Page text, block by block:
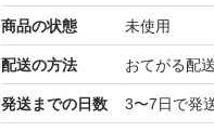
色んな食材とも相性がい
広がります。
名 称 しょうがみ
商品の状態 未使用
配送の方法 おてがる配
発送までの日数 3〜7日で発